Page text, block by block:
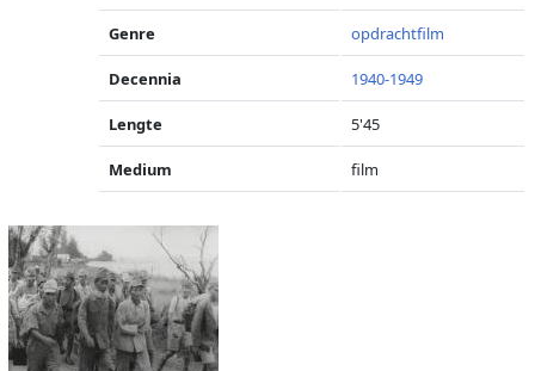
Genre opdrachtfilm
Decennia 1940-1949
Lengte 5'45
Medium film